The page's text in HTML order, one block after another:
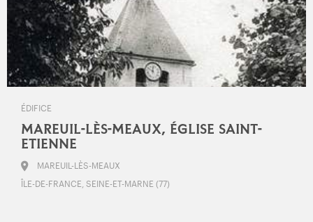
ÉDIFICE
MAREUIL-LÈS-MEAUX, ÉGLISE SAINT-
ETIENNE
MAREUIL-LÈS-MEAUX
ÎLE-DE-FRANCE, SEINE-ET-MARNE (77)